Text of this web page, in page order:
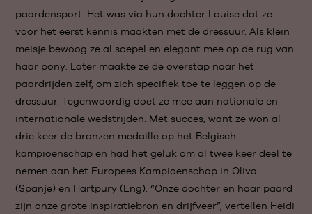
paardensport. Het was via hun dochter Louise dat ze
voor het eerst kennis maakten met de dressuur. Als klein
meisje bewoog ze al soepel en elegant mee op de rug van
haar pony. Later maakte ze de overstap naar het
paardrijden zelf, om zich specifiek toe te leggen op de
dressuur. Tegenwoordig doet ze mee aan nationale en
internationale wedstrijden. Met succes, want ze won al
drie keer de bronzen medaille op het Belgisch
kampioenschap en had het geluk om al twee keer deel te
nemen aan het Europees Kampioenschap in Oliva
(Spanje) en Hartpury (Eng). “Onze dochter en haar paard
zijn onze grote inspiratiebron en drijfveer”, vertellen Heidi